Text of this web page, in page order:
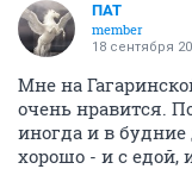
ПАТ
member
18 сентября
Мне на
очень нравится.
иногда и в
хорошо - и с едой,